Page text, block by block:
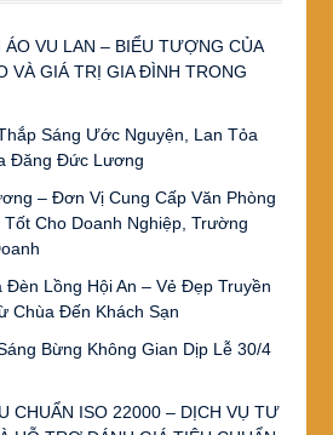
ÁO VU LAN – BIỂU TƯỢNG CỦA
VÀ GIÁ TRỊ GIA ĐÌNH TRONG
Sáng Ước Nguyện, Lan Tỏa
Đăng Đức Lương
– Đơn Vị Cung Cấp Văn Phòng
Cho Doanh Nghiệp, Trường
Lồng Hội An – Vẻ Đẹp Truyền
Chùa Đến Khách Sạn
Bừng Không Gian Dịp Lễ 30/4
CHUẨN ISO 22000 – DỊCH VỤ TƯ